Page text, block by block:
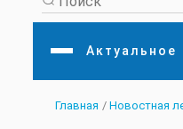
Актуальное
Главная / Новостная